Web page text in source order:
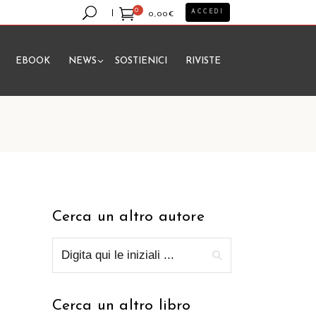
0
0,00€
prodotto nel carrello.
ACCEDI
EBOOK NEWS SOSTIENICI RIVISTE
Cerca un altro autore
Cerca un altro libro